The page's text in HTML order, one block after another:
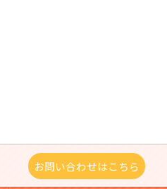
お問い合わせはこちら